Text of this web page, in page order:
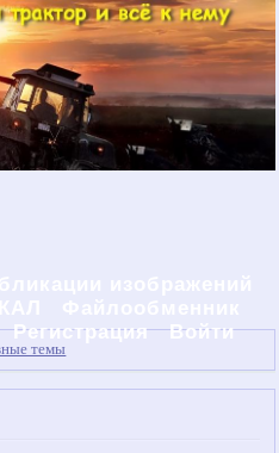
Регистрация Войти
темы